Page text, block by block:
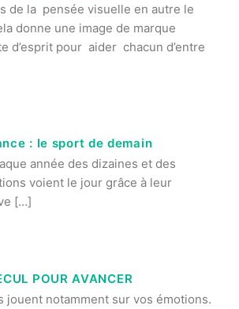
de la pensée visuelle en autre le
donne une image de marque
d’esprit pour aider chacun d’entre
: le sport de demain
année des dizaines et des
voient le jour grâce à leur
[…]
POUR AVANCER
jouent notamment sur vos émotions.